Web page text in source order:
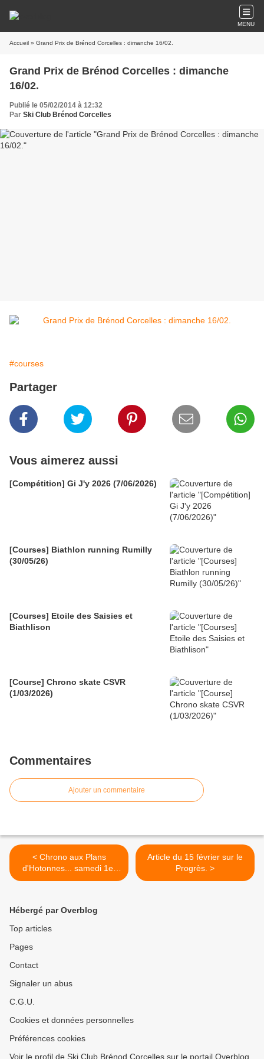
MENU
Accueil » Grand Prix de Brénod Corcelles : dimanche 16/02.
Grand Prix de Brénod Corcelles : dimanche
16/02.
Publié le 05/02/2014 à 12:32
Par Ski Club Brénod Corcelles
#courses
Partager
Vous aimerez aussi
[Compétition] Gi J'y 2026 (7/06/2026)
[Courses] Biathlon running Rumilly
(30/05/26)
[Courses] Etoile des Saisies et
Biathlison
[Course] Chrono skate CSVR
(1/03/2026)
Commentaires
Ajouter un commentaire
< Chrono aux Plans
d'Hotonnes... samedi 1er
février.
Article du 15 février sur le
Progrès. >
Hébergé par Overblog
Top articles
Pages
Contact
Signaler un abus
C.G.U.
Cookies et données personnelles
Préférences cookies
Voir le profil de Ski Club Brénod Corcelles sur le portail Overblog